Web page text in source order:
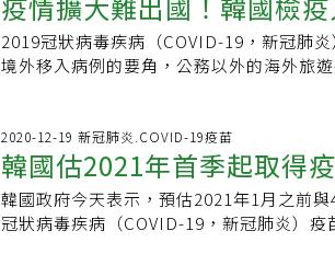
2016及2018年的世界青少年錦標賽取得金
跆拳道的金牌選手。首次參加奧運的羅嘉
的選手耶索夫，為跆拳道項目奪得銅牌殊
灣運動體壇上的最亮眼的一顆新星。2020
珩、湯智鈞、鄧宇成「不是第一名才是成
銀牌的魏均珩、湯智鈞、鄧宇成，分別打
金牌賽與韓國對抗，雖然最後敗給韓國隊
據當局的計畫，26日將在全國213處療養
施打AZ疫苗，之後按疫苗導入時間逐步推
率。韓國去年11月爆發第3波疫情，至今未
多歲、住在首爾的上班族告訴中央社記者
「還不如嚴格一點，把疫情完全控制住再
級。韓國民調機構Realmeter於19日對韓
示，超過6成受訪者認為政府應提高防疫強
反對比例較高外，其他職業受訪者多數贊
所有成人都列入適用範圍。根據目前獲報
上高齡族群中也未出現異常案例，在英國
驗中，分析所得防疫效果為62%。不過，
也不建議孕婦及正在哺乳的女性接種疫苗
畫，第一季預計對療養醫院、療養院等相
苗。今天獲發使用許可的AZ疫苗將於24日
工作，中央防疫對策本部本月起將國立中
2019冠狀病毒疾病（COVID-19，新冠肺
境外移入病例的要角，公務以外的海外旅
著隔離衣太熱，體溫遲遲無法降下，因此
等候分配隔離場所的空檔，其中一名負責
「你吃蚵仔嗎？」原來，他曾在國立台灣
念不忘。說著，他也開始向旁邊負責問診
多新鮮，「而且台灣人對韓國人真的很親
2020-12-19 新冠肺炎.COVID-19疫苗
韓國估2021年首季起取得
韓國政府今天表示，預估2021年1月之前
冠狀病毒疾病（COVID-19，新冠肺炎）